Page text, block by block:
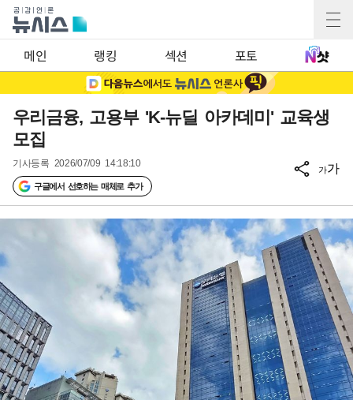
메인 랭킹 섹션 포토
우리금융, 고용부 'K-뉴딜 아카데미' 교육생
모집
기사등록 2026/07/09 14:18:10
구글에서 선호하는 매체로 추가
가가